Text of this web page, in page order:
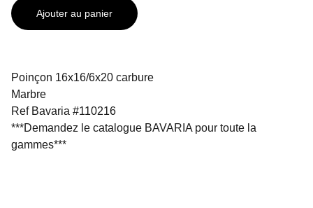
Ajouter au panier
Poinçon 16x16/6x20 carbure
Marbre
Ref Bavaria #110216
***Demandez le catalogue BAVARIA pour toute la
gammes***